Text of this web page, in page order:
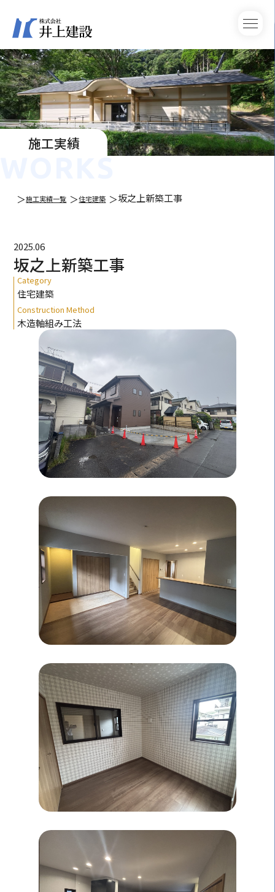
施工実績
施工実績一覧 住宅建築 坂之上新築工事
2025.06
坂之上新築工事
Category
住宅建築
Construction Method
木造軸組み工法